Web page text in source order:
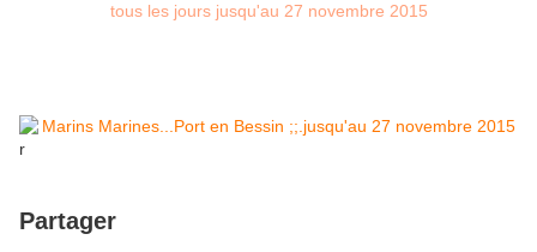
tous les jours jusqu'au 27 novembre 2015
r
Partager